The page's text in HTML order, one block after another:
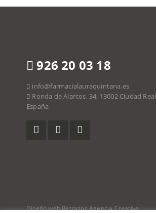
926 20 03 18
info@farmacialauraquintana.es
Ronda de Alarcos, 34, 13002 Ciudad Real
España
Diseño web Retrazos Agencia Creativa